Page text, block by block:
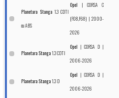
Planetara Stanga1.3 CDTI
cu ABS
Opel |CORSA C
(F08,F68) | 2000-
2026
Planetara Stanga 1.3 CDTI
Opel | CORSA D |
2006-2026
Planetara Stanga 1.3 D
Opel | CORSA D |
2006-2026